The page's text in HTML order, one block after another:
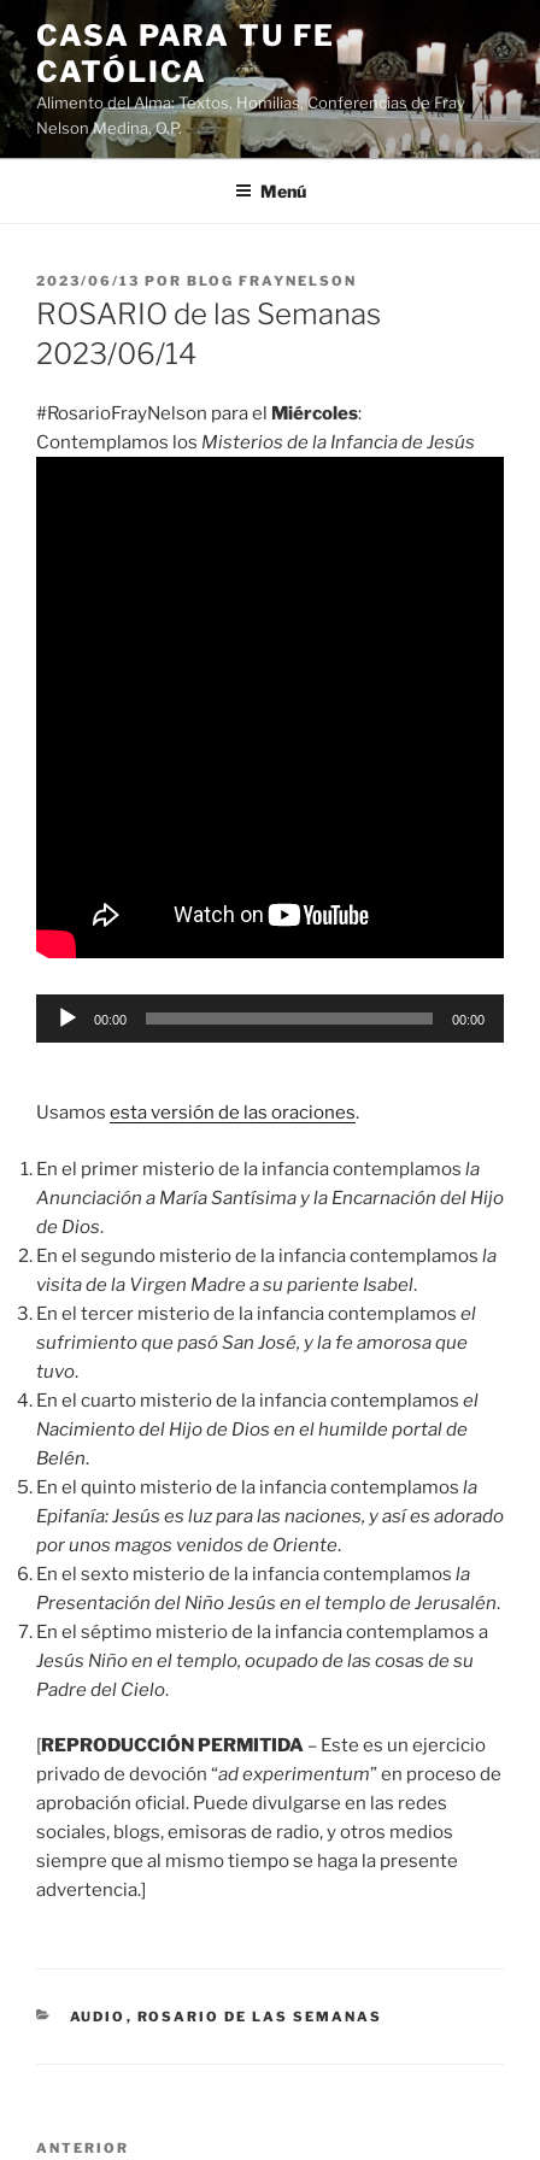
Saltar
al
contenido
CASA PARA TU FE
CATÓLICA
Alimento del Alma: Textos, Homilias, Conferencias de Fray
Nelson Medina, O.P.
Menú
PUBLICADO
EL
2023/06/13 POR BLOG FRAYNELSON
ROSARIO de las Semanas
2023/06/14
#RosarioFrayNelson para el Miércoles:
Contemplamos los Misterios de la Infancia de Jesús
Reproductor
00:00 00:00
Usamos esta versión de las oraciones.
En el primer misterio de la infancia contemplamos la
Anunciación a María Santísima y la Encarnación del Hijo
de Dios.
En el segundo misterio de la infancia contemplamos la
visita de la Virgen Madre a su pariente Isabel.
En el tercer misterio de la infancia contemplamos el
sufrimiento que pasó San José, y la fe amorosa que
tuvo.
En el cuarto misterio de la infancia contemplamos el
Nacimiento del Hijo de Dios en el humilde portal de
Belén.
En el quinto misterio de la infancia contemplamos la
Epifanía: Jesús es luz para las naciones, y así es adorado
por unos magos venidos de Oriente.
En el sexto misterio de la infancia contemplamos la
Presentación del Niño Jesús en el templo de Jerusalén.
En el séptimo misterio de la infancia contemplamos a
Jesús Niño en el templo, ocupado de las cosas de su
Padre del Cielo.
[REPRODUCCIÓN PERMITIDA – Este es un ejercicio
privado de devoción “ad experimentum” en proceso de
aprobación oficial. Puede divulgarse en las redes
sociales, blogs, emisoras de radio, y otros medios
siempre que al mismo tiempo se haga la presente
advertencia.]
CATEGORÍAS
AUDIO , ROSARIO DE LAS SEMANAS
Entrada
ANTERIOR